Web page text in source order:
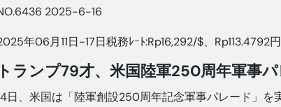
2025-6-16
年06月11日-17日税務ﾚｰﾄ:Rp16,292/$、Rp113.4792円
ランプ79才、米国陸軍250周年軍事
日、米国は「陸軍創設250周年記念軍事パレード」を